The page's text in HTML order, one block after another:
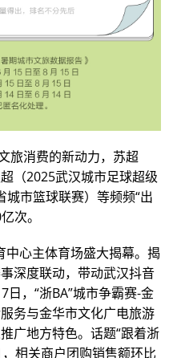
旅消费的新动力，苏超
（2025武汉城市足球超级
市篮球联赛）等频频“出
次。
中心主体育场盛大揭幕。揭
深度联动，带动武汉抖音
，“浙BA”城市争霸赛-金
务与金华市文化广电旅游
广地方特色。话题“跟着浙
相关商户团购销售额环比